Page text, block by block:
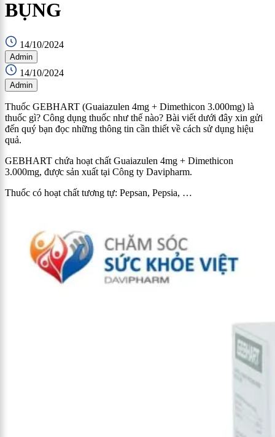
BỤNG
14/10/2024
Admin
14/10/2024
Admin
Thuốc GEBHART (Guaiazulen 4mg + Dimethicon 3.000mg) là
thuốc gì? Công dụng thuốc như thế nào? Bài viết dưới đây xin gửi
đến quý bạn đọc những thông tin cần thiết về cách sử dụng hiệu
quả.
GEBHART chứa hoạt chất Guaiazulen 4mg + Dimethicon
3.000mg, được sản xuất tại Công ty Davipharm.
Thuốc có hoạt chất tương tự: Pepsan, Pepsia, …